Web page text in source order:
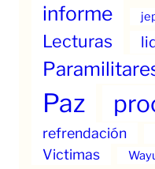
informe
Lecturas
Paz
refrendación
Victimas